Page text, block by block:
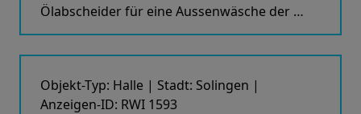
Ölabscheider für eine Aussenwäsche der …
Objekt-Typ: Halle | Stadt: Solingen |
Anzeigen-ID: RWI 1593